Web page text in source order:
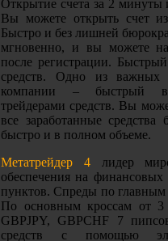
Открытие счета за 2
Вы можете открыть счет
Быстро и без лишней
мгновенно, и вы можете
после регистрации.
средств. Одно из важных
компании – быстрый
трейдерами средств. Вы
все заработанные
быстро и в полном объеме.
Метатрейдер 4лидер
обеспечения на
пунктов. Спреды по
По основным кроссам от
GBPJPY, GBPCHF 7
средств с помощью